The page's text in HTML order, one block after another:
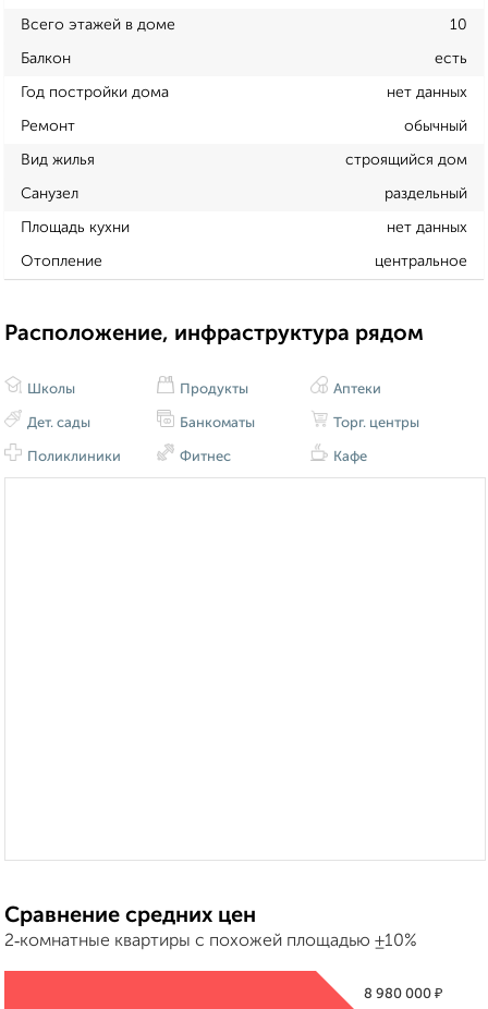
Всего этажей в доме 10
Балкон есть
Год постройки дома нет данных
Ремонт обычный
Вид жилья строящийся дом
Санузел раздельный
Площадь кухни нет данных
Отопление центральное
Расположение, инфраструктура рядом
Школы
Дет. сады
Поликлиники
Продукты
Банкоматы
Фитнес
Аптеки
Торг. центры
Кафе
Сравнение средних цен
2‑комнатные квартиры с похожей площадью ±10%
8 980 000 ₽